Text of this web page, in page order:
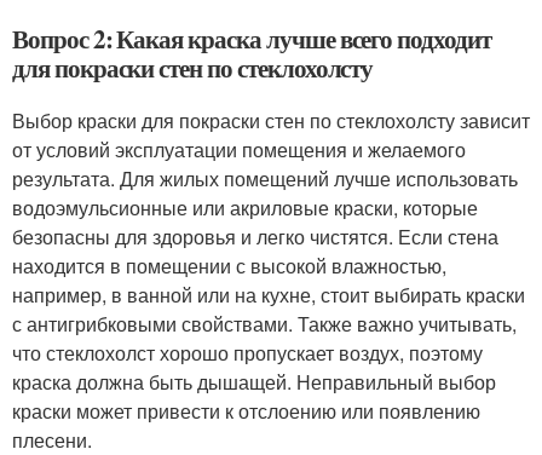
Вопрос 2: Какая краска лучше всего подходит
для покраски стен по стеклохолсту
Выбор краски для покраски стен по стеклохолсту зависит
от условий эксплуатации помещения и желаемого
результата. Для жилых помещений лучше использовать
водоэмульсионные или акриловые краски, которые
безопасны для здоровья и легко чистятся. Если стена
находится в помещении с высокой влажностью,
например, в ванной или на кухне, стоит выбирать краски
с антигрибковыми свойствами. Также важно учитывать,
что стеклохолст хорошо пропускает воздух, поэтому
краска должна быть дышащей. Неправильный выбор
краски может привести к отслоению или появлению
плесени.